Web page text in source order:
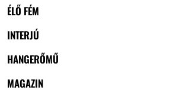
ÉLŐ FÉM
INTERJÚ
HANGERŐMŰ
MAGAZIN